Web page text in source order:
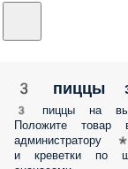
3 пиццы
3 пиццы на
Положите
администратору
и креветки по